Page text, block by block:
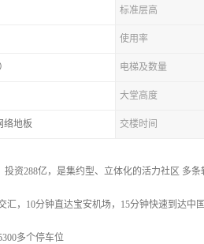
标准层高
使用率
电梯及数量
大堂高度
络地板 交楼时间
资288亿，是集约型、立体化的活力社区 多
汇，10分钟直达宝安机场，15分钟快速到达
多个停车位